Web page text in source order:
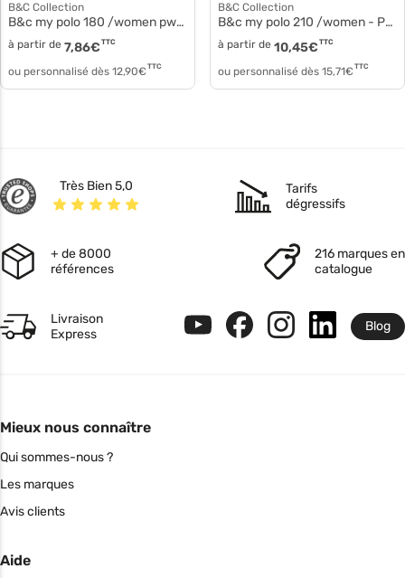
B&C Collection
B&c my polo 180 /women pw461
à partir de 7,86€ TTC
ou personnalisé dès 12,90€ TTC
B&C Collection
B&c my polo 210 /women - Polo manches courtes coton pw463
à partir de 10,45€ TTC
ou personnalisé dès 15,71€ TTC
Très Bien 5,0
Tarifs
dégressifs
+ de 8000
références
216 marques en
catalogue
Livraison
Express
Blog
Mieux nous connaître
Qui sommes-nous ?
Les marques
Avis clients
Aide